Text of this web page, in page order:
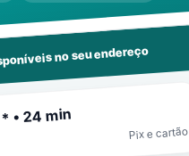
no seu endereço
• 24 min
Pix e cartão